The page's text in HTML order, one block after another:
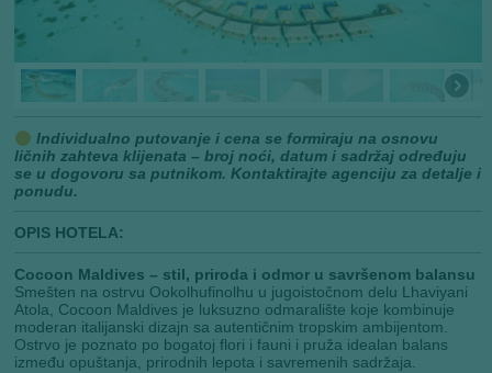
Individualno putovanje i cena se formiraju na osnovu
ličnih zahteva klijenata – broj noći, datum i sadržaj određuju
se u dogovoru sa putnikom. Kontaktirajte agenciju za detalje i
ponudu.
OPIS HOTELA:
Cocoon Maldives – stil, priroda i odmor u savršenom balansu
Smešten na ostrvu Ookolhufinolhu u jugoistočnom delu Lhaviyani
Atola, Cocoon Maldives je luksuzno odmaralište koje kombinuje
moderan italijanski dizajn sa autentičnim tropskim ambijentom.
Ostrvo je poznato po bogatoj flori i fauni i pruža idealan balans
između opuštanja, prirodnih lepota i savremenih sadržaja.